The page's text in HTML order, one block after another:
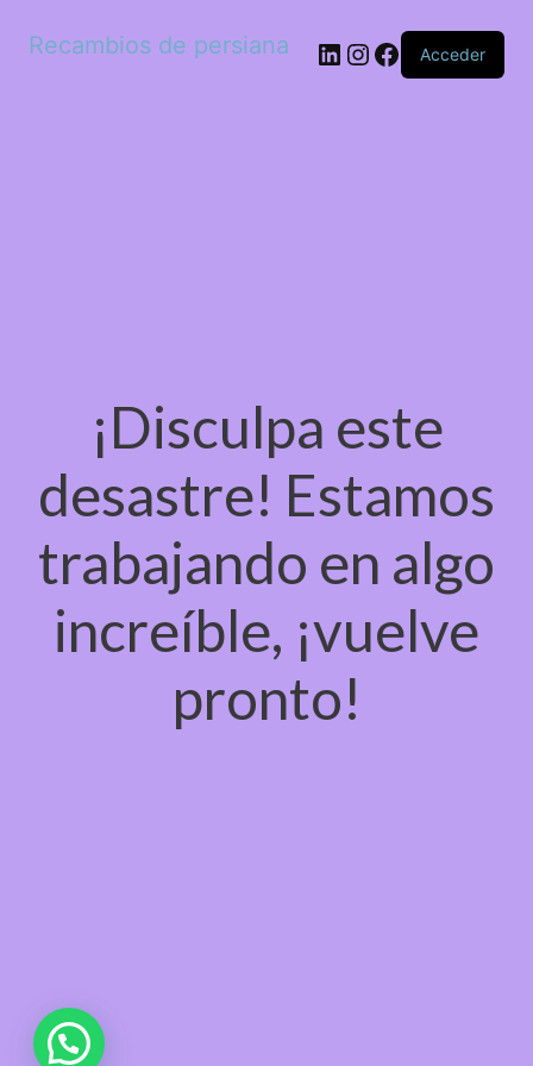
Recambios de persiana LinkedIn
Instagram
Facebook
Acceder
¡Disculpa este
desastre! Estamos
trabajando en algo
increíble, ¡vuelve
pronto!